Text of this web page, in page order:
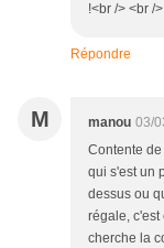
!<br /> <br /
Répondre
M manou 03/
Contente
qui s'est un
dessus ou
régale, c'est
cherche la